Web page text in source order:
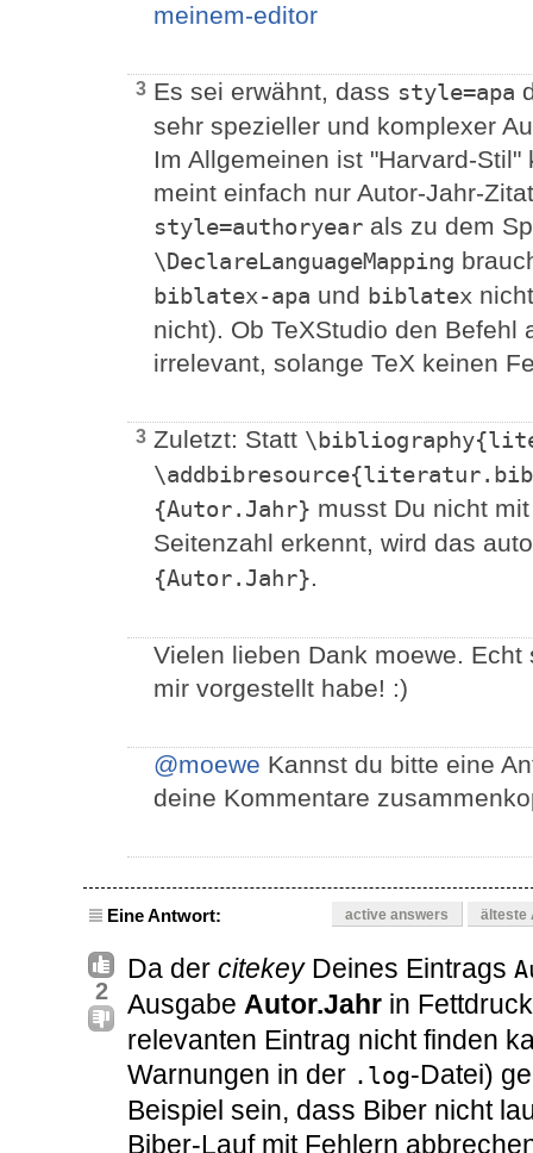
meinem-editor
3 Es sei erwähnt, dass style=apa
sehr spezieller und komplexer
Im Allgemeinen ist "Harvard-
meint einfach nur Autor-Jahr-
style=authoryear als zu dem
\DeclareLanguageMapping
biblatex-apa und biblatex
nicht). Ob TeXStudio den
irrelevant, solange TeX keinen
3 Zuletzt: Statt
{Autor.Jahr} musst Du nicht
Seitenzahl erkennt, wird das
{Autor.Jahr}.
Vielen lieben Dank moewe.
mir vorgestellt habe! :)
@moewe Kannst du bitte eine
deine Kommentare
Eine Antwort: active answers älteste
2
Da der citekeyDeines Eintrags
Ausgabe Autor.Jahr in
relevanten Eintrag nicht finden
Warnungen in der .log-Datei)
Beispiel sein, dass Biber nicht
Biber-Lauf mit Fehlern